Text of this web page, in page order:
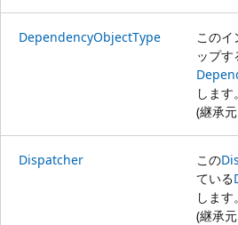
DependencyObjectType
このイ
ップす
します。
(継承元
Dispatcher この
ている
します。
(継承元